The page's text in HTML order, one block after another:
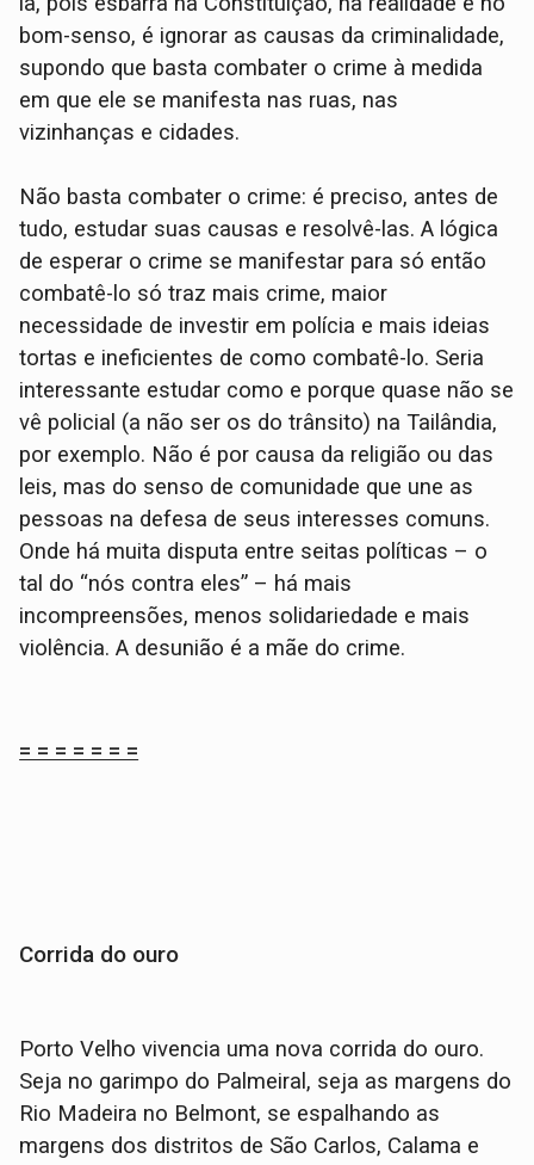
bom-senso, é ignorar as causas da criminalidade,
supondo que basta combater o crime à medida
em que ele se manifesta nas ruas, nas
vizinhanças e cidades.
Não basta combater o crime: é preciso, antes de
tudo, estudar suas causas e resolvê-las. A lógica
de esperar o crime se manifestar para só então
combatê-lo só traz mais crime, maior
necessidade de investir em polícia e mais ideias
tortas e ineficientes de como combatê-lo. Seria
interessante estudar como e porque quase não se
vê policial (a não ser os do trânsito) na Tailândia,
por exemplo. Não é por causa da religião ou das
leis, mas do senso de comunidade que une as
pessoas na defesa de seus interesses comuns.
Onde há muita disputa entre seitas políticas – o
tal do “nós contra eles” – há mais
incompreensões, menos solidariedade e mais
violência. A desunião é a mãe do crime.
= = = = = = =
Corrida do ouro
Porto Velho vivencia uma nova corrida do ouro.
Seja no garimpo do Palmeiral, seja as margens do
Rio Madeira no Belmont, se espalhando as
margens dos distritos de São Carlos, Calama e